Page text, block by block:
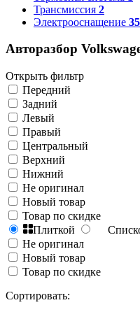
Трансмиссия 2
Электрооснащение 35
Авторазбор
Открыть фильтр
Передний
Задний
Левый
Правый
Центральный
Верхний
Нижний
Не оригинал
Новый товар
Товар по скидке
Плиткой
Не оригинал
Новый товар
Товар по скидке
Сортировать: